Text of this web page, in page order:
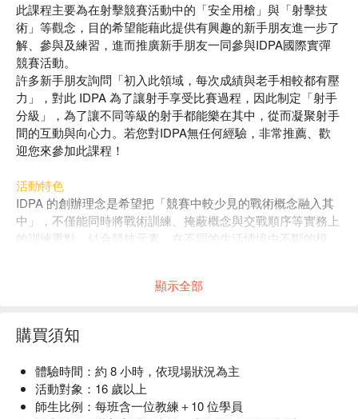
此課程主要為在射擊競賽活動中的「安全用槍」與「射擊技
術」等觀念，目的希望能藉此提供有興趣的新手朋友進一步了
解、參與及練習，進而推廣新手朋友一同參與IDPA國際實彈
競賽活動。
許多新手朋友詢問「初入此領域，每次成績與老手相較都有壓
力」，對此 IDPA 為了讓射手享受比賽過程，因此制定「射手
分級」，為了讓不同等級的射手都能樂在其中，從而凝聚射手
間的互動與向心力。若您對IDPA無任何經驗，非常推薦、歡
迎您來參加此課程！
活動特色
IDPA 的創辦理念是希望把「競賽中較少見的戰術概念融入其
中」，不僅能同時將戰術訓練、掩蔽概念與交戰順序等實務上
的訓練重點，結合競技元素，在不同的生活情境中不斷的模
不論在美國、國內的軍警單位都相當推崇 IDPA，並認為透過
具有專業執照 - 中華民國射擊協會 C 級運動教練與國際防衛手
槍協會 安全官
課程時間｜09:00 ~ 18:00（約 8 小時）
簽到、教練自我介紹、學員互相介紹
IDPA 介紹、規則講解
顯示全部
購買須知
體驗時間 ：約 8 小時，依現場狀況為主
活動對象 ：16 歲以上
師生比例 ：每班含一位教練＋10 位學員